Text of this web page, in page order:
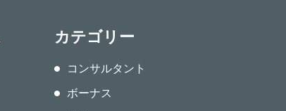
カテゴリー
コンサルタント
ボーナス